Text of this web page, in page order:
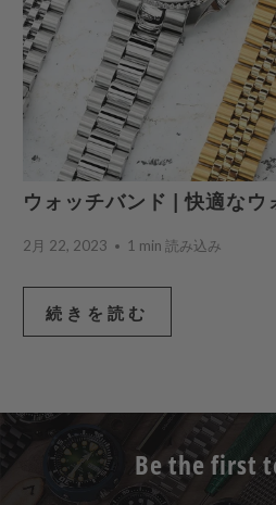
ウォッチバンド | 快適なウ
2月 22, 2023 1 min 読み込み
続きを読む
Be the first